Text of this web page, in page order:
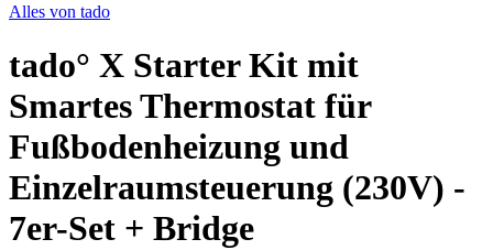
Alles von tado
tado° X Starter Kit mit
Smartes Thermostat für
Fußbodenheizung und
Einzelraumsteuerung (230V) -
7er-Set + Bridge